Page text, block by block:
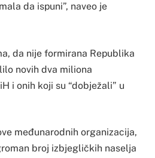
da ispuni”, naveo je
da nije formirana Republika
novih dva miliona
i onih koji su “dobježali” u
međunarodnih organizacija,
broj izbjegličkih naselja